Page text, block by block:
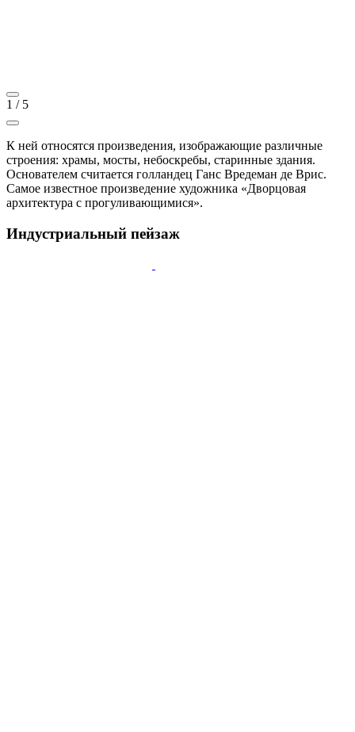
1 / 5
К ней относятся произведения, изображающие различные
строения: храмы, мосты, небоскребы, старинные здания.
Основателем считается голландец Ганс Вредеман де Врис.
Самое известное произведение художника «Дворцовая
архитектура с прогуливающимися».
Индустриальный пейзаж